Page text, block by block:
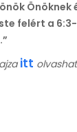
Önöknek
felért a
itt